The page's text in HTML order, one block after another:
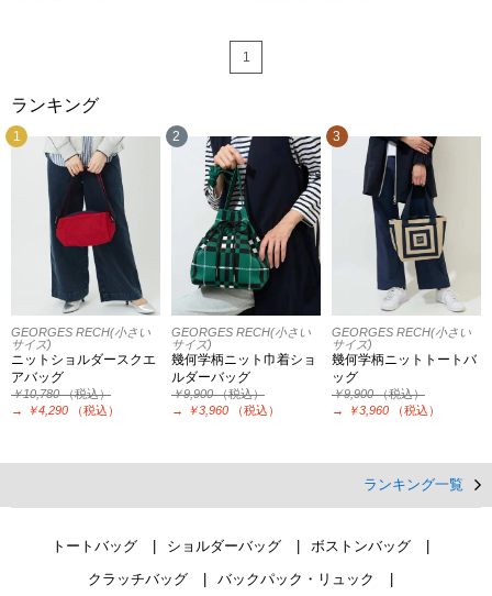
1
ランキング
1
GEORGES RECH(小さい
サイズ)
ニットショルダースクエ
アバッグ
￥10,780（税込）
→
￥4,290 （税込）
2
GEORGES RECH(小さい
サイズ)
幾何学柄ニット巾着ショ
ルダーバッグ
￥9,900（税込）
→
￥3,960 （税込）
3
GEORGES RECH(小さい
サイズ)
幾何学柄ニットトートバ
ッグ
￥9,900（税込）
→
￥3,960 （税込）
ランキング一覧
トートバッグ ショルダーバッグ
ボストンバッグ
クラッチバッグ
バックパック・リュック